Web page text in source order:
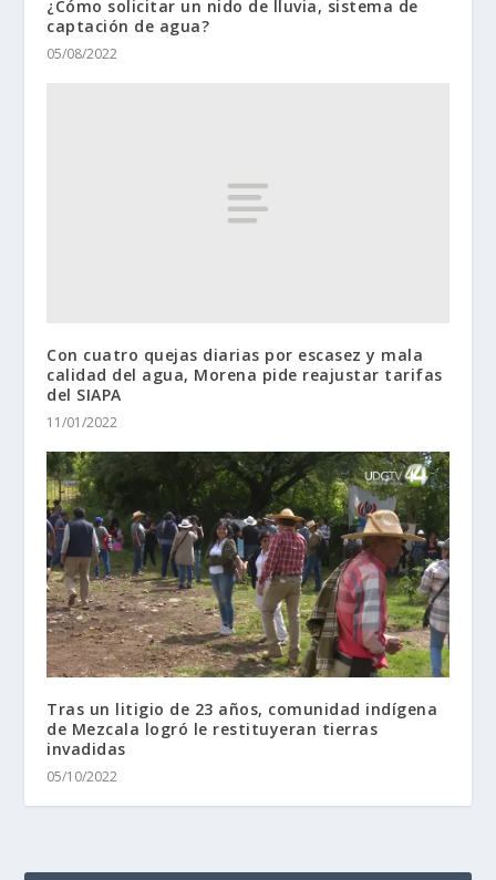
¿Cómo solicitar un nido de lluvia, sistema de
captación de agua?
05/08/2022
Con cuatro quejas diarias por escasez y mala
calidad del agua, Morena pide reajustar tarifas
del SIAPA
11/01/2022
Tras un litigio de 23 años, comunidad indígena
de Mezcala logró le restituyeran tierras
invadidas
05/10/2022